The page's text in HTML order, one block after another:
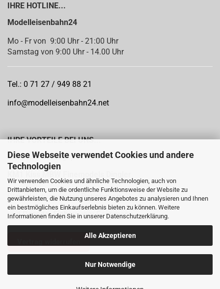
Diese Webseite verwendet Cookies und andere
Technologien
Wir verwenden Cookies und ähnliche Technologien, auch von
Drittanbietern, um die ordentliche Funktionsweise der Website zu
gewährleisten, die Nutzung unseres Angebotes zu analysieren und Ihnen
ein bestmögliches Einkaufserlebnis bieten zu können. Weitere
Informationen finden Sie in unserer Datenschutzerklärung.
Alle Akzeptieren
Nur Notwendige
IHRE HOTLINE...
Modelleisenbahn24
Mo - Fr von 9:00 Uhr - 21:00 Uhr
Samstag von 9:00 Uhr - 14.00 Uhr
Tel.: 0 71 27 / 949 88 21
info@modelleisenbahn24.net
IHRE VORTEILE BEI UNS...
Offizieller Vertragspartner der Hersteller:
Kiss MBW Finemodels Dingler
Dienstleistungen wiePatinierung
undDecoder Einbau vom Fachmann